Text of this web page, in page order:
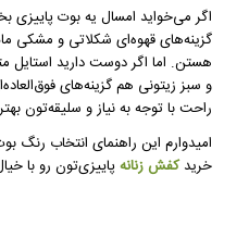
اگر می‌خواید امسال یه بوت پاییزی
گزینه‌های قهوه‌ای شکلاتی و مشکی
هستن. اما اگر دوست دارید استایل
و سبز زیتونی هم گزینه‌های
راحت با توجه به نیاز و سلیقه‌تون
امیدوارم این راهنمای انتخاب رنگ
خریدکفش زنانهپاییزی‌تون رو با